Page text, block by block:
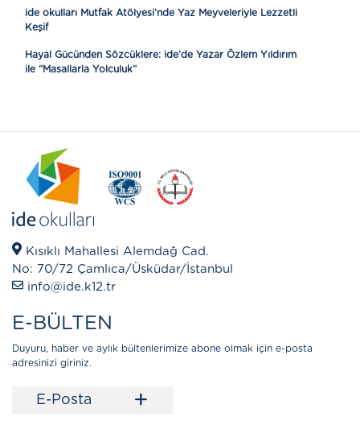
ide okulları Mutfak Atölyesi’nde Yaz Meyveleriyle Lezzetli
Keşif
Hayal Gücünden Sözcüklere: ide’de Yazar Özlem Yıldırım
ile “Masallarla Yolculuk”
Kısıklı Mahallesi Alemdağ Cad.
No: 70/72 Çamlıca/Üsküdar/İstanbul
info@ide.k12.tr
E-BÜLTEN
Duyuru, haber ve aylık bültenlerimize abone olmak için e-posta
adresinizi giriniz.
E-Posta +